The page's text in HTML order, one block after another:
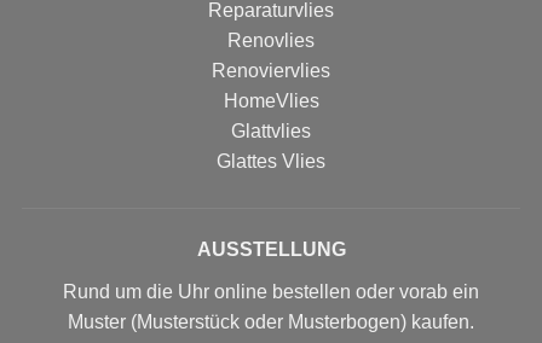
Reparaturvlies
Renovlies
Renoviervlies
HomeVlies
Glattvlies
Glattes Vlies
AUSSTELLUNG
Rund um die Uhr online bestellen oder vorab ein
Muster (Musterstück oder Musterbogen) kaufen.